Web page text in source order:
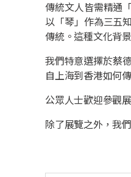
傳統文人皆需精通
以「琴」作為三五
傳統。這種文化背
我們特意選擇於蔡
自上海到香港如何
公眾人士歡迎參觀
除了展覽之外，我